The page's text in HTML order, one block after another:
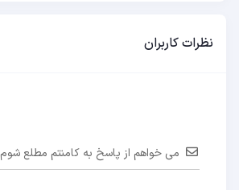
نظرات کاربران
می خواهم از پاسخ به کامنتم مطلع شوم